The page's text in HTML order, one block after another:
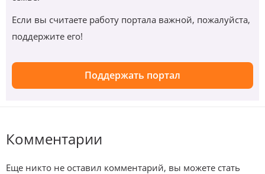
Если вы считаете работу портала важной, пожалуйста,
поддержите его!
Поддержать портал
Комментарии
Еще никто не оставил комментарий, вы можете стать